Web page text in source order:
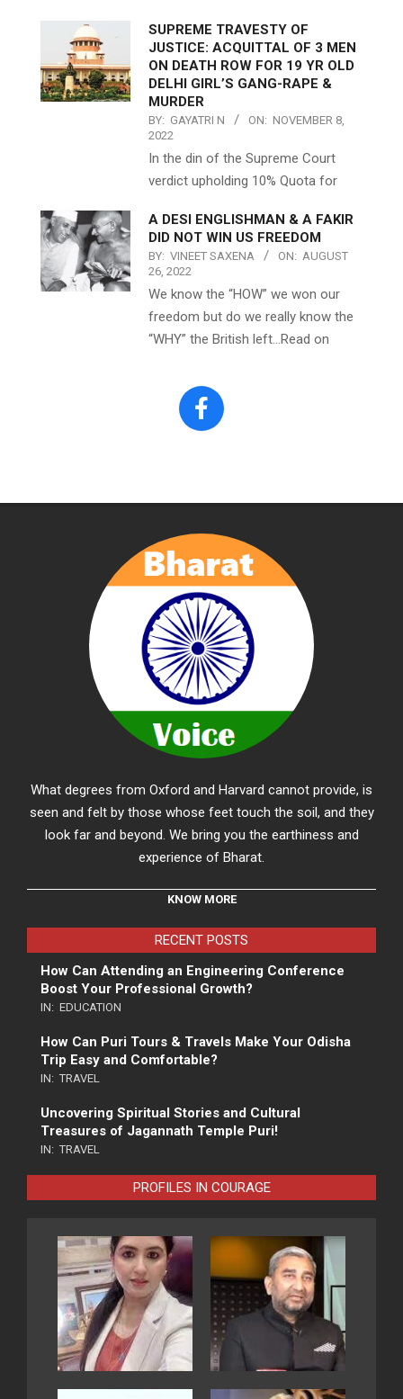
SUPREME TRAVESTY OF
JUSTICE: ACQUITTAL OF 3 MEN
ON DEATH ROW FOR 19 YR OLD
DELHI GIRL’S GANG-RAPE &
MURDER
BY: GAYATRI N ON: NOVEMBER 8,
2022
In the din of the Supreme Court
verdict upholding 10% Quota for
A DESI ENGLISHMAN & A FAKIR
DID NOT WIN US FREEDOM
BY: VINEET SAXENA ON: AUGUST
26, 2022
We know the “HOW” we won our
freedom but do we really know the
“WHY” the British left…Read on
What degrees from Oxford and Harvard cannot provide, is
seen and felt by those whose feet touch the soil, and they
look far and beyond. We bring you the earthiness and
experience of Bharat.
KNOW MORE
RECENT POSTS
How Can Attending an Engineering Conference
Boost Your Professional Growth?
IN: EDUCATION
How Can Puri Tours & Travels Make Your Odisha
Trip Easy and Comfortable?
IN: TRAVEL
Uncovering Spiritual Stories and Cultural
Treasures of Jagannath Temple Puri!
IN: TRAVEL
PROFILES IN COURAGE